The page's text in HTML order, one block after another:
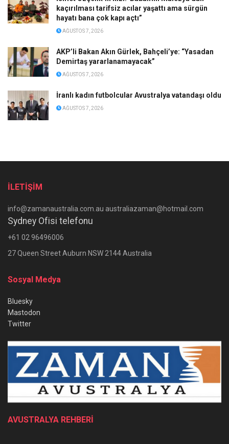
kaçırılması tarifsiz acılar yaşattı ama sürgün
hayatı bana çok kapı açtı”
AĞUSTOS 7, 2026
AKP’li Bakan Akın Gürlek, Bahçeli’ye: “Yasadan
Demirtaş yararlanamayacak”
AĞUSTOS 7, 2026
İranlı kadın futbolcular Avustralya vatandaşı oldu
AĞUSTOS 7, 2026
İLETİŞİM
info@zamanaustralia.com.au australiazaman@hotmail.com
Sydney Ofisi telefonu
+61 02 96496006
27 Queen Street Auburn NSW 2144 Australia
Sosyal Medya
Bluesky
Mastodon
Twitter
AVUSTRALYA REHBERİ